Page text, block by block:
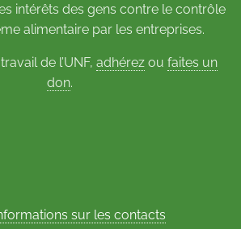
intérêts des gens contre le contrôle
alimentaire par les entreprises.
de l’UNF, adhérezou faites un
don.
sur les contacts